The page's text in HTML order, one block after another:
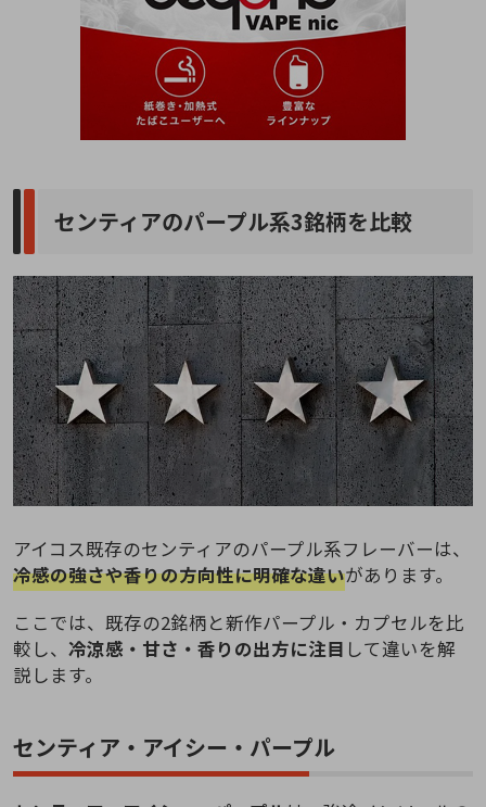
センティアのパープル系3銘柄を比較
アイコス既存のセンティアのパープル系フレーバーは、
冷感の強さや香りの方向性に明確な違いがあります。
ここでは、既存の2銘柄と新作パープル・カプセルを比
較し、 冷涼感・甘さ・香りの出方に注目 して違いを解
説します。
センティア・アイシー・パープル